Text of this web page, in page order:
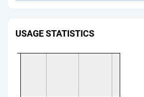
USAGE STATISTICS